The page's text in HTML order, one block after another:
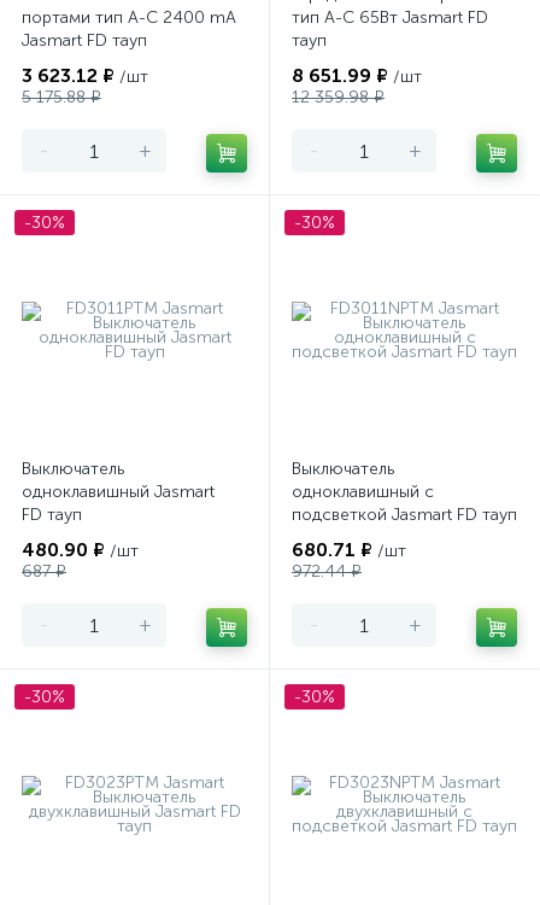
портами тип А-С 2400 mA
Jasmart FD тауп
3 623.12 ₽ /шт
5 175.88 ₽
- +
тип А-С 65Вт Jasmart FD
тауп
8 651.99 ₽ /шт
12 359.98 ₽
- +
-30%
Выключатель
одноклавишный Jasmart
FD тауп
480.90 ₽ /шт
687 ₽
- +
-30%
Выключатель
одноклавишный с
подсветкой Jasmart FD тауп
680.71 ₽ /шт
972.44 ₽
- +
-30% -30%